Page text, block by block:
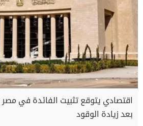
بعد زيادة الوقود